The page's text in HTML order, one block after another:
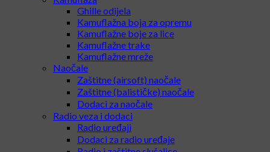
Ghille odijela
Kamuflažna boja za opremu
Kamuflažne boje za lice
Kamuflažne trake
Kamuflažne mreže
Naočale
Zaštitne (airsoft) naočale
Zaštitne (balističke) naočale
Dodaci za naočale
Radio veza i dodaci
Radio uređaji
Dodaci za radio uređaje